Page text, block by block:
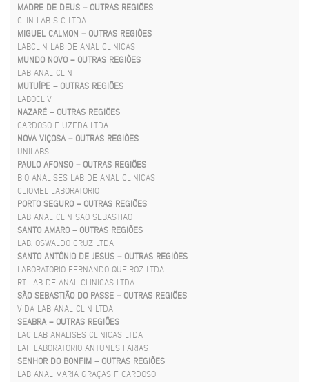
MADRE DE DEUS – OUTRAS REGIÕES
CLIN LAB S C LTDA
MIGUEL CALMON – OUTRAS REGIÕES
LABCLIN LAB DE ANAL CLINICAS
MUNDO NOVO – OUTRAS REGIÕES
LAB ANAL CLIN
MUTUÍPE – OUTRAS REGIÕES
LABOCLIV
NAZARÉ – OUTRAS REGIÕES
CARDOSO E UZEDA LTDA
NOVA VIÇOSA – OUTRAS REGIÕES
UNILABS
PAULO AFONSO – OUTRAS REGIÕES
BIO ANALISES LAB DE ANAL CLINICAS
CLIOMEL LABORATORIO
PORTO SEGURO – OUTRAS REGIÕES
LAB ANAL CLIN SAO SEBASTIAO
SANTO AMARO – OUTRAS REGIÕES
LAB. OSWALDO CRUZ LTDA
SANTO ANTÔNIO DE JESUS – OUTRAS REGIÕES
LABORATORIO FERNANDO QUEIROZ LTDA
RT LAB DE ANAL CLINICAS LTDA
SÃO SEBASTIÃO DO PASSE – OUTRAS REGIÕES
VIDA LAB ANAL CLIN LTDA
SEABRA – OUTRAS REGIÕES
LAC LAB ANALISES CLINICAS LTDA
LAF LABORATORIO ANTUNES FARIAS
SENHOR DO BONFIM – OUTRAS REGIÕES
LAB ANAL MARIA GRAÇAS F CARDOSO